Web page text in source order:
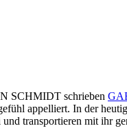
SCHMIDT schrieben
appelliert. In der
transportieren mit ihr